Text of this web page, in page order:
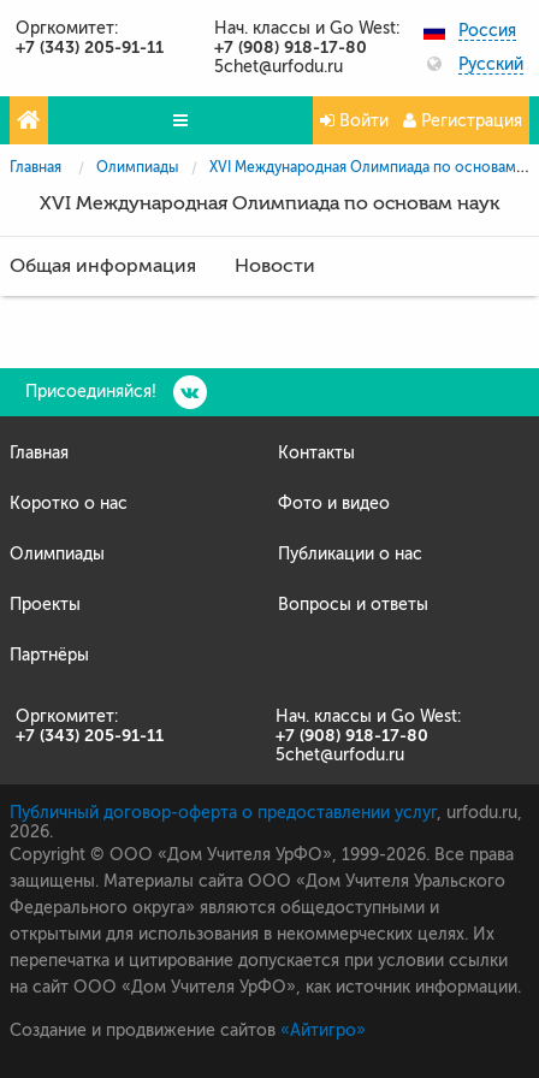
Оргкомитет: Нач. классы и Go West:
+7 (343) 205-91-11 +7 (908) 918-17-80
5chet@urfodu.ru
Россия
Русский
Олимпиады
Партнёры
Вопросы и ответы
Войти Регистрация
Главная Олимпиады XVI Международная Олимпиада по основам наук
XVI Международная Олимпиада по основам наук
Общая информация Новости
Присоединяйся!
Главная
Коротко о нас
Олимпиады
Проекты
Партнёры
Контакты
Фото и видео
Публикации о нас
Вопросы и ответы
Оргкомитет: Нач. классы и Go West:
+7 (343) 205-91-11 +7 (908) 918-17-80
5chet@urfodu.ru
Публичный договор-оферта о предоставлении услуг, urfodu.ru,
2026.
Copyright © ООО «Дом Учителя УрФО», 1999-2026. Все права
защищены. Материалы сайта ООО «Дом Учителя Уральского
Федерального округа» являются общедоступными и
открытыми для использования в некоммерческих целях. Их
перепечатка и цитирование допускается при условии ссылки
на сайт ООО «Дом Учителя УрФО», как источник информации.
Создание и продвижение сайтов «Айтигро»